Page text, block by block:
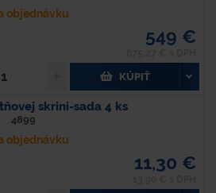
objednávku
549 €
KÚPIŤ
skrini-sada 4 ks
4899
objednávku
11,30 €